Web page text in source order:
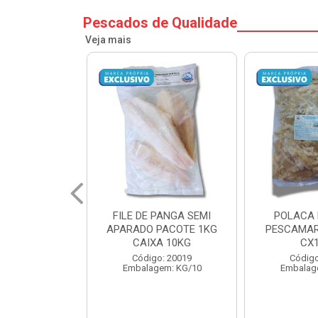
Pescados de Qualidade
Veja mais
POLACA DESFIADA
PESCAMARES PCT5KG
CX10KG
Código: 20161
Embalagem: KG/10
POLACA